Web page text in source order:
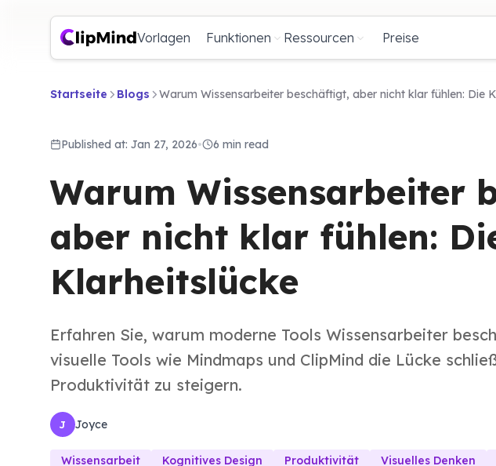
Vorlagen Funktionen Ressourcen Preise
Startseite Blogs Warum Wissensarbeiter beschäftigt, aber nicht klar fühlen: Die
Published at: Jan 27, 2026• 6 min read
Warum Wissensarbeiter
aber nicht klar fühlen:
Klarheitslücke
Erfahren Sie, warum moderne Tools Wissensarbeiter
visuelle Tools wie Mindmaps und ClipMind die Lücke
Produktivität zu steigern.
J Joyce
Wissensarbeit Kognitives Design Produktivität Visuelles Denken